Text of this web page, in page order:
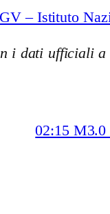
– Istituto
i dati ufficiali
02:15 M3.0